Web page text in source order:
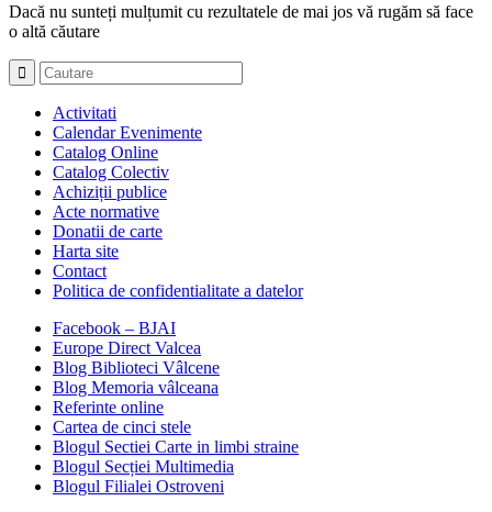
Dacă nu sunteți mulțumit cu rezultatele de mai jos vă rugăm să face
o altă căutare
Activitati
Calendar Evenimente
Catalog Online
Catalog Colectiv
Achiziții publice
Acte normative
Donatii de carte
Harta site
Contact
Politica de confidentialitate a datelor
Facebook – BJAI
Europe Direct Valcea
Blog Biblioteci Vâlcene
Blog Memoria vâlceana
Referinte online
Cartea de cinci stele
Blogul Sectiei Carte in limbi straine
Blogul Secției Multimedia
Blogul Filialei Ostroveni